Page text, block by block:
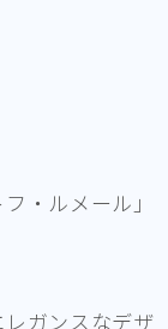
・ルメール」
ガンスなデザ